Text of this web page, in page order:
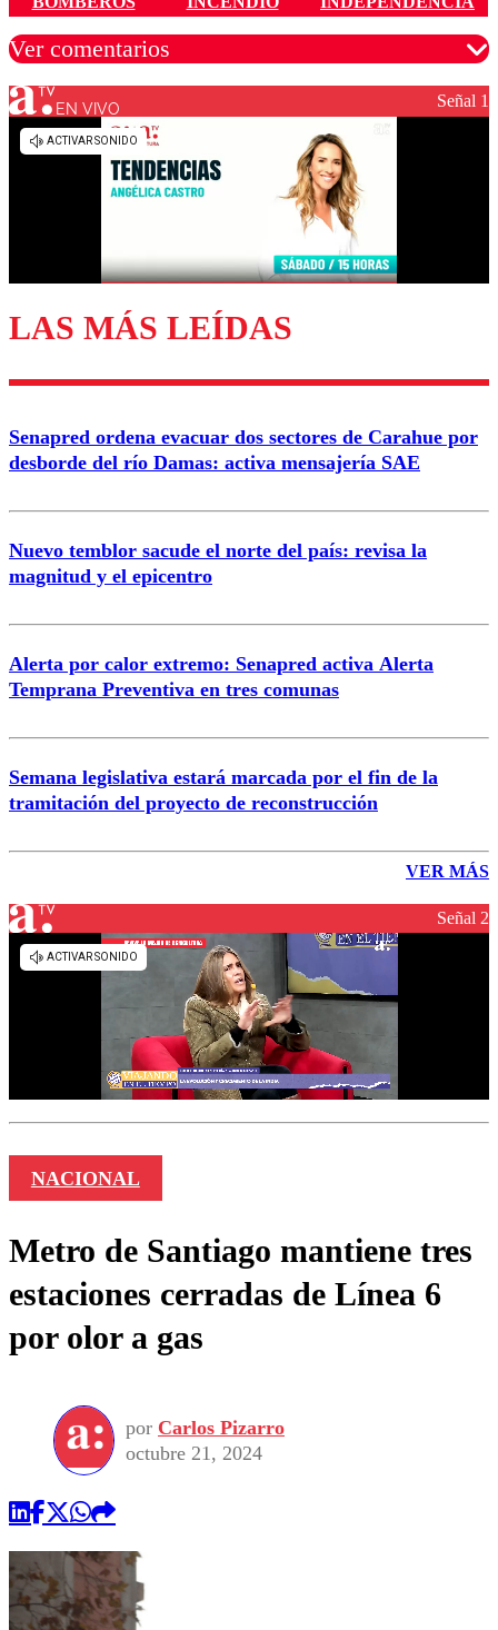
Ver comentarios
Los comentarios son moderados para garantizar un
diálogo respetuoso.
Enviar comentario
EN VIVO Señal 1
LAS MÁS LEÍDAS
Senapred ordena evacuar dos sectores de Carahue por
desborde del río Damas: activa mensajería SAE
Nuevo temblor sacude el norte del país: revisa la
magnitud y el epicentro
Alerta por calor extremo: Senapred activa Alerta
Temprana Preventiva en tres comunas
Semana legislativa estará marcada por el fin de la
tramitación del proyecto de reconstrucción
VER MÁS
Señal 2
NACIONAL
Metro de Santiago mantiene tres
estaciones cerradas de Línea 6
por olor a gas
por Carlos Pizarro
octubre 21, 2024